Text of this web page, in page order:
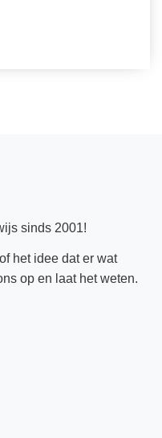
sinds 2001!
het idee dat er wat
op en laat het weten.